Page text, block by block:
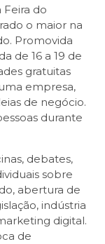
do
o maior na
Promovida
de 16 a 19 de
gratuitas
empresa,
de negócio.
durante
debates,
sobre
abertura de
indústria
digital.
de